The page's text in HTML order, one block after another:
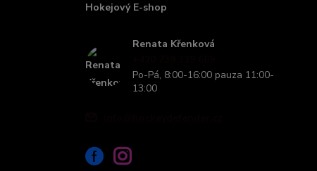
Hokejový E-shop
Renata Křenková
Po-Pá, 8:00-16:00 pauza 11:00-
13:00